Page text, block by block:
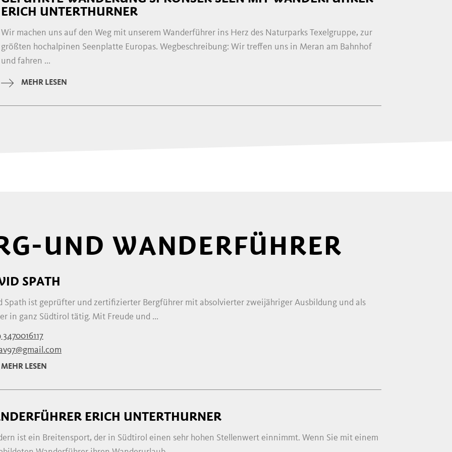
ERICH UNTERTHURNER
Wir machen uns auf den Weg mit unserem Wanderführer ins Herz des Naturparks Texelgruppe, zur
größten hochalpinen Seenplatte Europas. Wegbeschreibung: Wir treffen uns in Meran am Bahnhof
und fahren ...
MEHR LESEN
UND WANDERFÜHRER
SPATH
Spath ist geprüfter und zertifizierter Bergführer mit absolvierter zweijähriger Ausbildung und als
in ganz Südtirol tätig. Mit Freude und ...
3470016117
MEHR LESEN
ERICH UNTERTHURNER
ist ein Breitensport, der in Südtirol einen sehr hohen Stellenwert einnimmt. Wenn Sie mit einem